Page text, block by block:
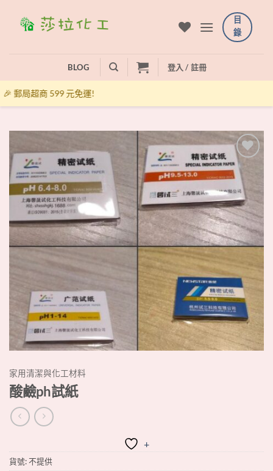
目
錄
BLOG 登入 / 註冊
🎉 郵局超商 599 元免運!
家用清潔與化工材料
酸鹼ph試紙
+
貨號:不提供